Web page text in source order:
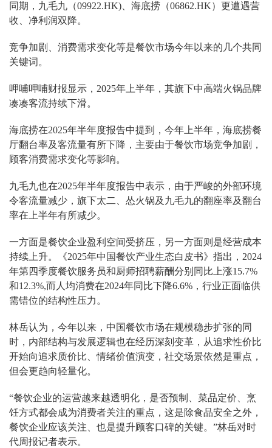
同期，九毛九（09922.HK)、海底捞（06862.HK）更遭遇营
收、净利润双降。
竞争加剧、消费需求变化等是餐饮市场今年以来的几个共同
关键词。
呷哺呷哺财报显示，2025年上半年，其旗下中高端火锅品牌
凑凑客流持续下滑。
海底捞在2025年半年度报告中提到，今年上半年，海底捞餐
厅翻台率及客流量有所下降，主要由于餐饮市场竞争加剧，
顾客消费需求变化等影响。
九毛九也在2025年半年度报告中表示，由于严峻的外部环境
令客流量减少，旗下太二、怂火锅及九毛九的翻座率及翻台
率在上半年有所减少。
一方面是餐饮企业盈利空间受挤压，另一方面则是经营成本
持续上升。《2025年中国餐饮产业生态白皮书》指出，2024
年第四季度餐饮服务员和厨师招聘薪酬分别同比上涨15.7%
和12.3%,而人均消费在2024年同比下降6.6%，行业正面临供
需错位的结构性压力。
林岳认为，今年以来，中国餐饮市场在规模稳步扩张的同
时，内部结构与发展逻辑也在经历深刻变革，从追求性价比
开始向追求质价比、情绪价值演变，社交场景依然是重点，
但会更趋向轻量化。
“餐饮企业的运营越来越透明化，是否预制、菜品定价、烹
饪方式都会成为消费者关注的重点，这是除食品安全之外，
餐饮企业应该关注、也是提升顾客口碑的关键。”林岳对时
代周报记者表示。